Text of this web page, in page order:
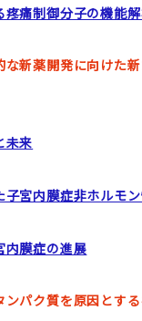
痛制御分子の機能
新薬開発に向けた
未来
宮内膜症非ホルモ
内膜症の進展
パク質を原因とす